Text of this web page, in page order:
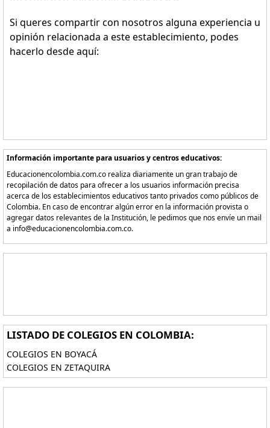
Si queres compartir con nosotros alguna experiencia u
opinión relacionada a este establecimiento, podes
hacerlo desde aquí:
Información importante para usuarios y centros educativos:
Educacionencolombia.com.co realiza diariamente un gran trabajo de
recopilación de datos para ofrecer a los usuarios información precisa
acerca de los establecimientos educativos tanto privados como públicos de
Colombia. En caso de encontrar algún error en la información provista o
agregar datos relevantes de la Institución, le pedimos que nos envíe un mail
a info@educacionencolombia.com.co.
LISTADO DE COLEGIOS EN COLOMBIA:
COLEGIOS EN BOYACÁ
COLEGIOS EN ZETAQUIRA